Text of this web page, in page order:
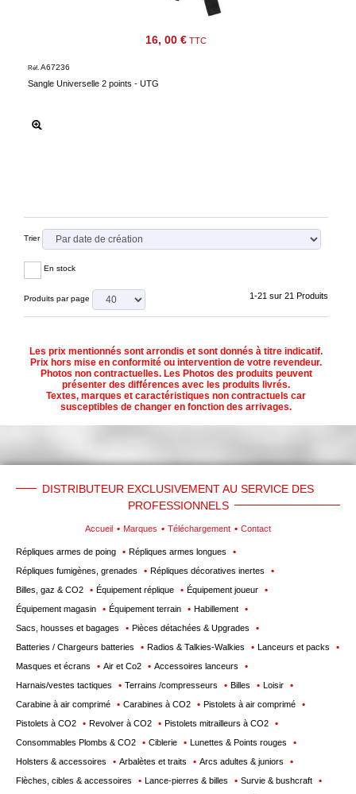
16, 00 € TTC
Sangle Universelle 2 points - UTG
Réf. A67236
Trier
En stock
Produits par page 1-21 sur 21 Produits
Les prix mentionnés sont arrondis et sont donnés à titre indicatif.
Prix hors mise en conformité ou intervention de votre revendeur.
Photos non contractuelles. Les Photos des produits peuvent
présenter des différences avec les produits livrés.
Textes, marques et caractéristiques non contractuels car
susceptibles de changer en fonction des arrivages.
DISTRIBUTEUR EXCLUSIVEMENT AU SERVICE DES
PROFESSIONNELS
Accueil Marques Téléchargement Contact
Répliques armes de poing
Répliques armes longues
Répliques fumigènes, grenades
Répliques décoratives inertes
Billes, gaz & CO2
Équipement réplique
Équipement joueur
Équipement magasin
Équipement terrain
Habillement
Sacs, housses et bagages
Pièces détachées & Upgrades
Batteries / Chargeurs batteries
Radios & Talkies-Walkies
Lanceurs et packs
Masques et écrans
Air et Co2
Accessoires lanceurs
Harnais/vestes tactiques
Terrains /compresseurs Billes
Loisir
Carabine à air comprimé
Carabines à CO2
Pistolets à air comprimé
Pistolets à CO2
Revolver à CO2
Pistolets mitrailleurs à CO2
Consommables Plombs & CO2
Ciblerie
Lunettes & Points rouges
Holsters & accessoires
Arbalètes et traits
Arcs adultes & juniors
Flèches, cibles & accessoires
Lance-pierres & billes
Survie & bushcraft